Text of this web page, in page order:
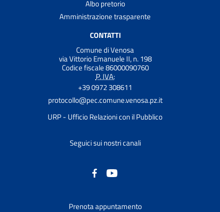
Albo pretorio
Amministrazione trasparente
CONTATTI
Comune di Venosa
via Vittorio Emanuele II, n. 198
Codice fiscale 86000090760
P. IVA:
+39 0972 308611
protocollo@pec.comune.venosa.pz.it
URP - Ufficio Relazioni con il Pubblico
Seguici sui nostri canali
Prenota appuntamento